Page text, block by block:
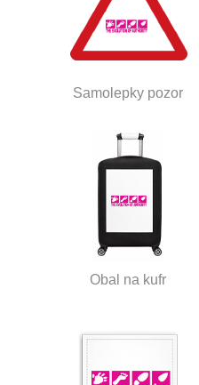
Samolepky pozor
Obal na kufr